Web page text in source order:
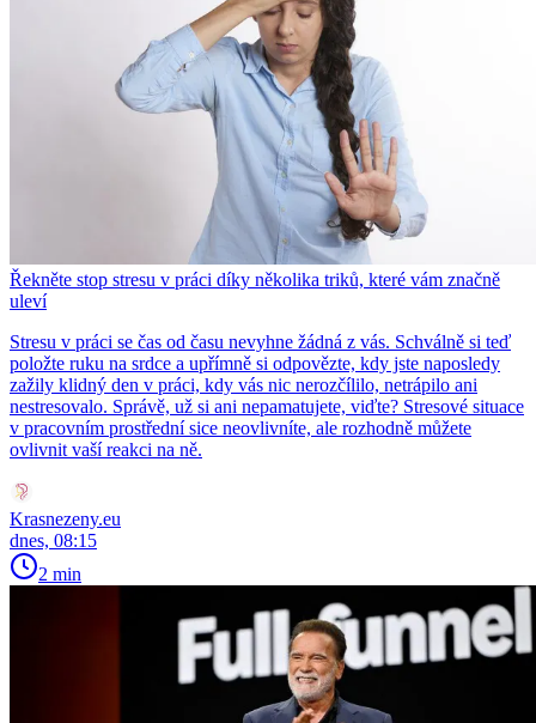
Řekněte stop stresu v práci díky několika triků, které vám značně
uleví
Stresu v práci se čas od času nevyhne žádná z vás. Schválně si teď
položte ruku na srdce a upřímně si odpovězte, kdy jste naposledy
zažily klidný den v práci, kdy vás nic nerozčílilo, netrápilo ani
nestresovalo. Správě, už si ani nepamatujete, viďte? Stresové situace
v pracovním prostřední sice neovlivníte, ale rozhodně můžete
ovlivnit vaší reakci na ně.
Krasnezeny.eu
dnes, 08:15
2 min